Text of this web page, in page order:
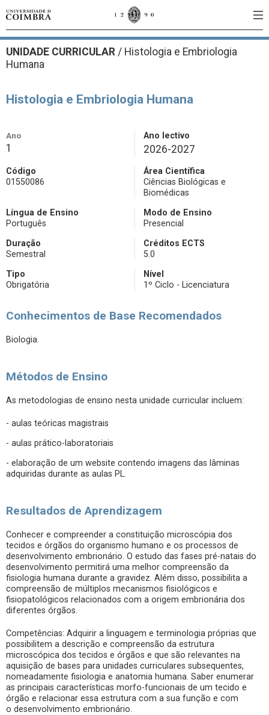
UNIDADE CURRICULAR / Histologia e Embriologia
Humana
Histologia e Embriologia Humana
Ano
1
Ano lectivo
2026-2027
Código
01550086
Área Científica
Ciências Biológicas e
Biomédicas
Língua de Ensino
Português
Modo de Ensino
Presencial
Duração
Semestral
Créditos ECTS
5.0
Tipo
Obrigatória
Nível
1º Ciclo - Licenciatura
Conhecimentos de Base Recomendados
Biologia.
Métodos de Ensino
As metodologias de ensino nesta unidade curricular incluem:
- aulas teóricas magistrais
- aulas prático-laboratoriais
- elaboração de um website contendo imagens das lâminas
adquiridas durante as aulas PL.
Resultados de Aprendizagem
Conhecer e compreender a constituição microscópia dos
tecidos e órgãos do organismo humano e os processos de
desenvolvimento embrionário. O estudo das fases pré-natais do
desenvolvimento permitirá uma melhor compreensão da
fisiologia humana durante a gravidez. Além disso, possibilita a
compreensão de múltiplos mecanismos fisiológicos e
fisiopatológicos relacionados com a origem embrionária dos
diferentes órgãos.
Competências: Adquirir a linguagem e terminologia próprias que
possibilitem a descrição e compreensão da estrutura
microscópica dos tecidos e órgãos e que são relevantes na
aquisição de bases para unidades curriculares subsequentes,
nomeadamente fisiologia e anatomia humana. Saber enumerar
as principais características morfo-funcionais de um tecido e
órgão e relacionar essa estrutura com a sua função e com
o desenvolvimento embrionário.